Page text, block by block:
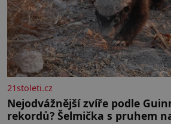
21stoleti.cz
Nejodvážnější zvíře podle
rekordů? Šelmička s pruhem